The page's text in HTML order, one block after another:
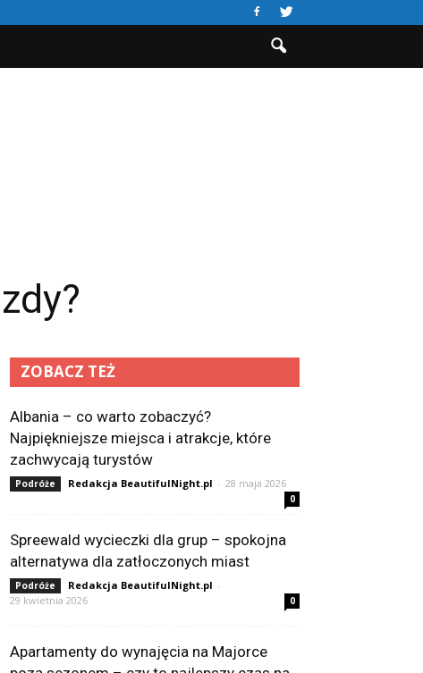
ZOBACZ TEŻ
Albania – co warto zobaczyć?
Najpiękniejsze miejsca i atrakcje, które
zachwycają turystów
Podróże Redakcja BeautifulNight.pl - 28 maja 2026
0
Spreewald wycieczki dla grup – spokojna
alternatywa dla zatłoczonych miast
Podróże Redakcja BeautifulNight.pl -
29 kwietnia 2026
0
Apartamenty do wynajęcia na Majorce